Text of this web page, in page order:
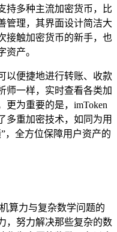
持多种主流加密货币，比
管理，其界面设计简洁大
接触加密货币的新手，也
资产。
以便捷地进行转账、收款
师一样，实时查看各类加
更为重要的是，imToken
多重加密技术，如同为用
，全方位保障用户资产的
算力与复杂数学问题的
，努力解决那些复杂的数